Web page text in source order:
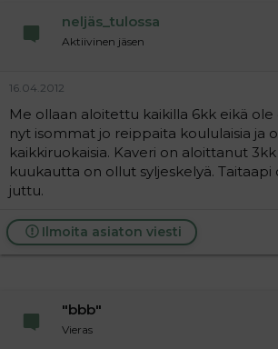
neljäs_tulossa
Aktiivinen jäsen
16.04.2012
Me ollaan aloitettu kaikilla 6kk eikä
nyt isommat jo reippaita koululaisia ja
kaikkiruokaisia. Kaveri on aloittanut
kuukautta on ollut syljeskelyä. Taitaapi
juttu.
Ilmoita asiaton viesti
"bbb"
Vieras